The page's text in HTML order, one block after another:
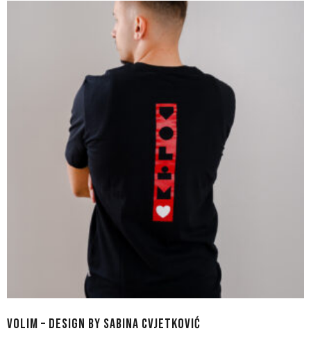
VOLIM – DESIGN BY SABINA CVJETKOVIĆ